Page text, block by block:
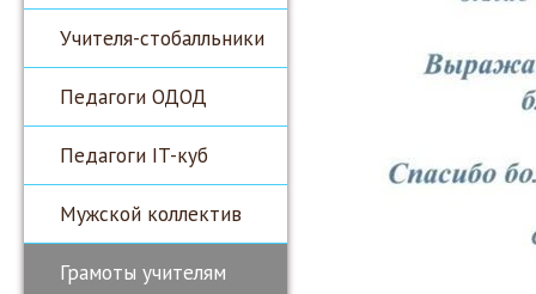
Учителя-стобалльники
Педагоги ОДОД
Педагоги IT-куб
Мужской коллектив
Грамоты учителям